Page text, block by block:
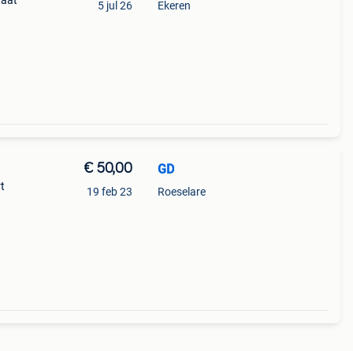
5 jul 26 Ekeren
€ 50,00
19 feb 23
GD
Roeselare